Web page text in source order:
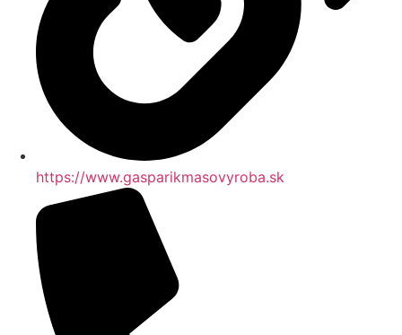
https://www.gasparikmasovyroba.sk